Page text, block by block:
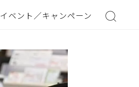
イベント／キャンペーン